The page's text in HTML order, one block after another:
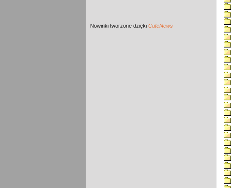
Nowinki tworzone dzięki CuteNews